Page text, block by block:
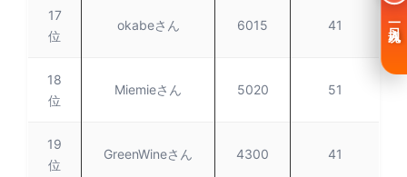
17
位
okabeさん 6015 41
18
位
Miemieさん 5020 51
19
位
GreenWineさん 4300 41